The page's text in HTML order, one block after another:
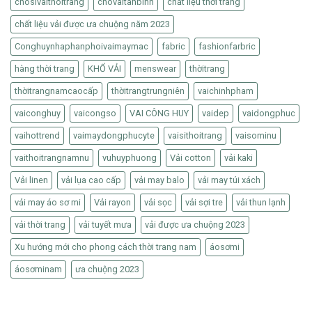
chất liệu vải được ưa chuộng năm 2023
Conghuynhaphanphoivaimaymac fabric fashionfarbric
hàng thời trang KHỔ VẢI menswear thờitrang
thờitrangnamcaocấp thờitrangtrungniên vaichinhpham
vaiconghuy vaicongso VAI CÔNG HUY vaidep vaidongphuc
vaihottrend vaimaydongphucyte vaisithoitrang vaisominu
vaithoitrangnamnu vuhuyphuong Vải cotton vải kaki
Vải linen vải lụa cao cấp vải may balo vải may túi xách
vải may áo sơ mi Vải rayon vải sọc vải sợi tre vải thun lạnh
vải thời trang vải tuyết mưa vải được ưa chuộng 2023
Xu hướng mới cho phong cách thời trang nam áosơmi
áosơminam ưa chuộng 2023